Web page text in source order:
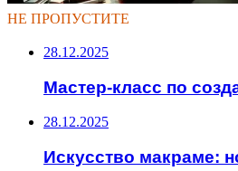
НЕ ПРОПУСТИТЕ
28.12.2025
Мастер-класс по
28.12.2025
Искусство макраме: